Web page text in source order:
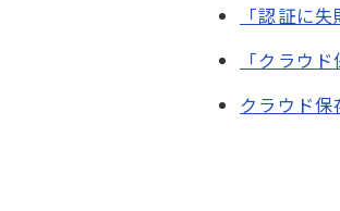
「認証に
「クラウ
クラウド